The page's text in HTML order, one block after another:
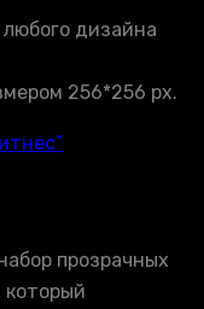
дизайна
256*256 px.
прозрачных
который